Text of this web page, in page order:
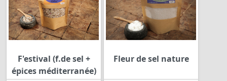
F'estival (f.de sel +
épices méditerranée)
Fleur de sel nature